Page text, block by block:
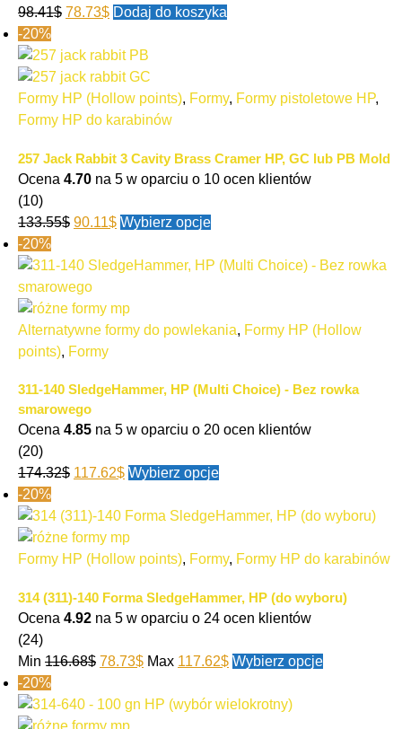
98.41$ 78.73$ Dodaj do koszyka
-20%
Formy HP (Hollow points), Formy, Formy pistoletowe HP,
Formy HP do karabinów
257 Jack Rabbit 3 Cavity Brass Cramer HP, GC lub PB Mold
Ocena 4.70 na 5 w oparciu o 10 ocen klientów
(10)
133.55$ 90.11$ Wybierz opcje
-20%
Alternatywne formy do powlekania, Formy HP (Hollow
points), Formy
311-140 SledgeHammer, HP (Multi Choice) - Bez rowka
smarowego
Ocena 4.85 na 5 w oparciu o 20 ocen klientów
(20)
174.32$ 117.62$ Wybierz opcje
-20%
Formy HP (Hollow points), Formy, Formy HP do karabinów
314 (311)-140 Forma SledgeHammer, HP (do wyboru)
Ocena 4.92 na 5 w oparciu o 24 ocen klientów
(24)
Min 116.68$ 78.73$ Max 117.62$ Wybierz opcje
-20%